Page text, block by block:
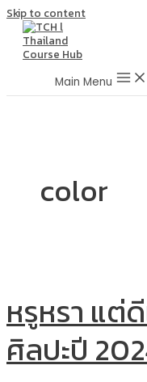
Skip to content
Main Menu
color
หรูหรา แต่
ศิลปะปี